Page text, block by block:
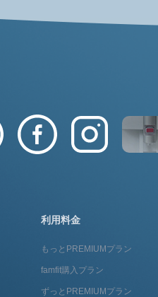
利用料金
もっとPREMIUMプラン
famfit購入プラン
ずっとPREMIUMプラン